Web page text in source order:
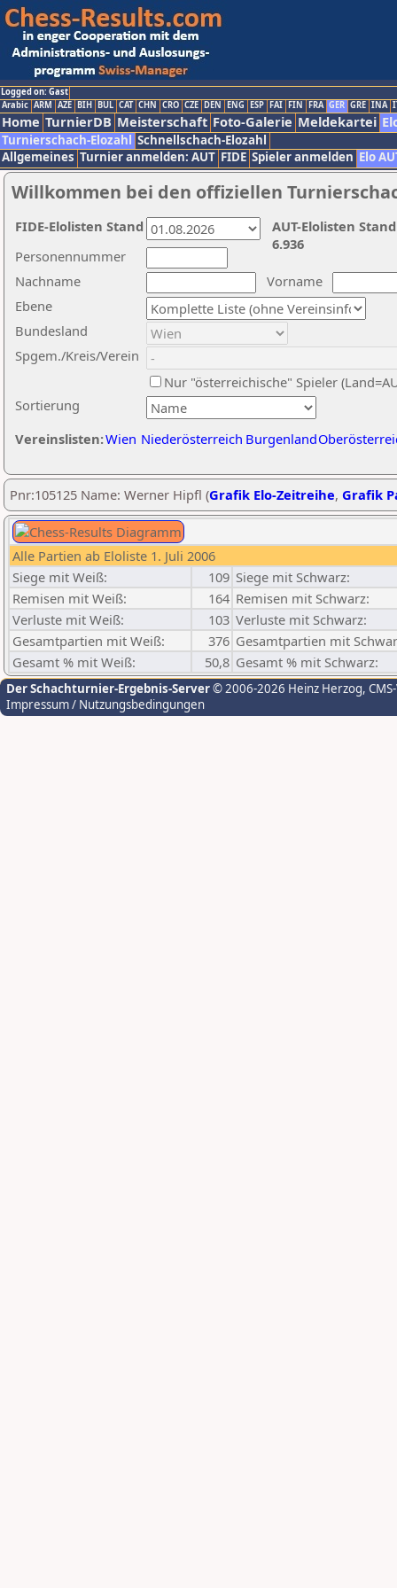
Logged on: Gast
Arabic ARM AZE BIH BUL CAT CHN CRO CZE DEN ENG ESP FAI FIN FRA GER GRE INA
Home TurnierDB Meisterschaft Foto-Galerie Meldekartei
Turnierschach-Elozahl Schnellschach-Elozahl
Allgemeines Turnier anmelden: AUT FIDE Spieler anmelden Elo
Willkommen bei den offiziellen
Nachname
Vorname
Ebene
Sortierung
Personennummer
Bundesland
Spgem./Kreis/Verein
Nur "österreichische" Spieler
Vereinslisten:Wien Niederösterreich Burgenland
AUT-Elolisten
6.936
FIDE-Elolisten Stand
Pnr:105125 Name: Werner Hipfl (Grafik Elo-Zeitreihe, Grafik
Alle Partien ab Eloliste 1. Juli 2006
Siege mit Weiß:
109 Siege mit Schwarz:
Remisen mit Weiß:
164 Remisen mit Schwarz:
Verluste mit Weiß:
103 Verluste mit Schwarz:
Gesamtpartien mit Weiß:
376 Gesamtpartien mit
Gesamt % mit Weiß:
50,8 Gesamt % mit Schwarz:
Der Schachturnier-Ergebnis-Server© 2006-2026 Heinz Herzog,
Impressum / Nutzungsbedingungen